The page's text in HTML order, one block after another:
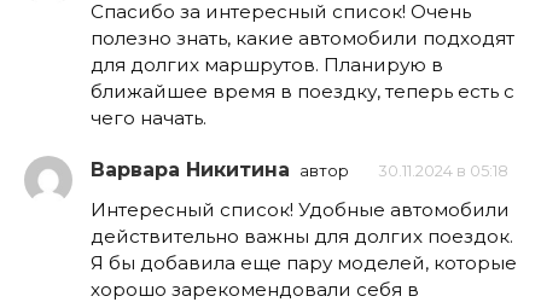
Спасибо за интересный список! Очень
полезно знать, какие автомобили подходят
для долгих маршрутов. Планирую в
ближайшее время в поездку, теперь есть с
чего начать.
Варвара Никитина автор 30.11.2024 в 05:18
Интересный список! Удобные автомобили
действительно важны для долгих поездок.
Я бы добавила еще пару моделей, которые
хорошо зарекомендовали себя в